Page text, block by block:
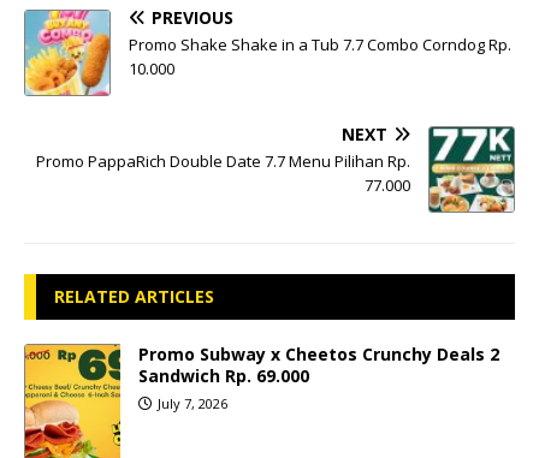
PREVIOUS
Promo Shake Shake in a Tub 7.7 Combo Corndog Rp.
10.000
NEXT
Promo PappaRich Double Date 7.7 Menu Pilihan Rp.
77.000
RELATED ARTICLES
Promo Subway x Cheetos Crunchy Deals 2
Sandwich Rp. 69.000
July 7, 2026